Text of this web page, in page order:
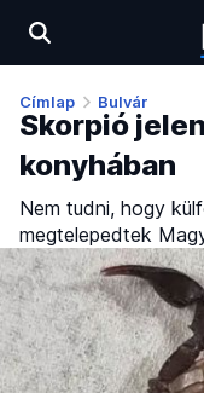
Címlap Bulvár
Skorpió
konyhában
Nem tudni, hogy
megtelepedtek